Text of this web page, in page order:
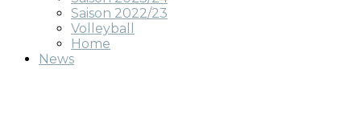
Saison 2022/23
Volleyball
Home
News